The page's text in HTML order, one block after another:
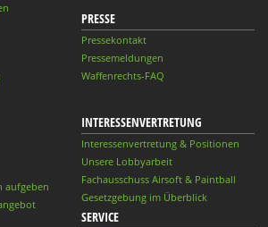
aufgeben
PRESSE
Pressekontakt
Pressemeldungen
Waffenrechts-FAQ
INTERESSENVERTRETUNG
Interessenvertretung & Positionen
Unsere Lobbyarbeit
Fachausschuss Airsoft & Paintball
Gesetzgebung im Überblick
SERVICE